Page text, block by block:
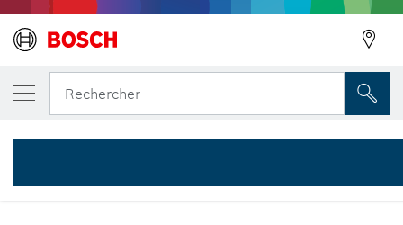
Rechercher
...
Kits de 10 lames de scie sauteuse Clean Precision à
VOTRE VARIANTE SÉLECTIONNÉE
Kit de 10 lames de scie sauteuse à
2 607 011 172